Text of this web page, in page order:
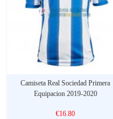
Camiseta Real Sociedad Primera
Equipacion 2019-2020
€16.80